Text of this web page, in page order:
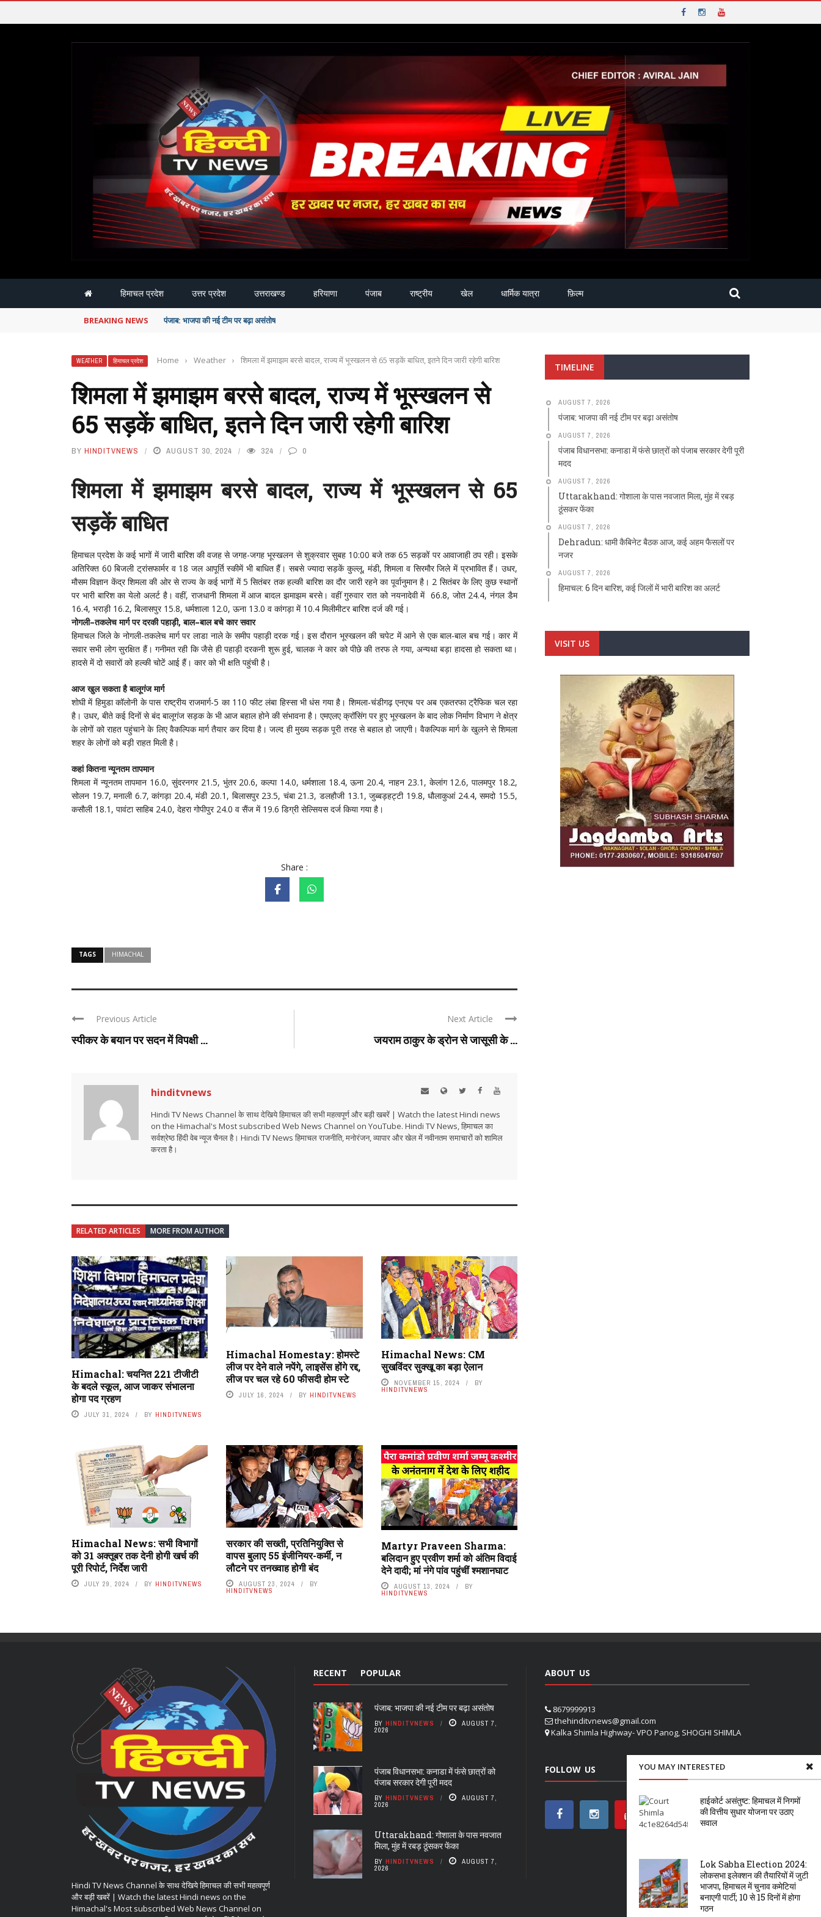
हिमाचल प्रदेश उत्तर प्रदेश उत्तराखण्ड हरियाणा पंजाब राष्ट्रीय खेल धार्मिक यात्रा फ़िल्म
BREAKING NEWS पंजाब विधानसभा: कनाडा में फंसे छात्रों को पंजाब सरकार देगी पूरी मदद
WEATHER हिमाचल प्रदेश Home › Weather › शिमला में झमाझम बरसे बादल, राज्य में भूस्खलन से 65 सड़कें बाधित, इतने दिन जारी रहेगी बारिश
शिमला में झमाझम बरसे बादल, राज्य में भूस्खलन से
65 सड़कें बाधित, इतने दिन जारी रहेगी बारिश
BY HINDITVNEWS AUGUST 30, 2024 324 0
शिमला में झमाझम बरसे बादल, राज्य में भूस्खलन से 65
सड़कें बाधित
हिमाचल प्रदेश के कई भागों में जारी बारिश की वजह से जगह-जगह भूस्खलन से शुक्रवार सुबह 10:00 बजे तक 65 सड़कों पर आवाजाही ठप रही। इसके
अतिरिक्त 60 बिजली ट्रांसफार्मर व 18 जल आपूर्ति स्कीमें भी बाधित हैं। सबसे ज्यादा सड़कें कुल्लू, मंडी, शिमला व सिरमाैर जिले में प्रभावित हैं। उधर,
माैसम विज्ञान केंद्र शिमला की ओर से राज्य के कई भागों में 5 सितंबर तक हल्की बारिश का दाैर जारी रहने का पूर्वानुमान है। 2 सितंबर के लिए कुछ स्थानों
पर भारी बारिश का येलो अलर्ट है। वहीं, राजधानी शिमला में आज बादल झमाझम बरसे। वहीं गुरुवार रात को नयनादेवी में 66.8, जोत 24.4, नंगल डैम
16.4, भराड़ी 16.2, बिलासपुर 15.8, धर्मशाला 12.0, ऊना 13.0 व कांगड़ा में 10.4 मिलीमीटर बारिश दर्ज की गई।
नोगली–तकलेच मार्ग पर दरकी पहाड़ी,बाल–बाल बचे कार सवार
हिमाचल जिले के नोगली-तकलेच मार्ग पर लाडा नाले के समीप पहाड़ी दरक गई। इस दाैरान भूस्खलन की चपेट में आने से एक बाल-बाल बच गई। कार में
सवार सभी लोग सुरक्षित हैं। गनीमत रही कि जैसे ही पहाड़ी दरकनी शुरू हुई, चालक ने कार को पीछे की तरफ ले गया, अन्यथा बड़ा हादसा हो सकता था।
हादसे में दो सवारों को हल्की चोटें आई हैं। कार को भी क्षति पहुंची है।
आज खुल सकता है बालूगंज मार्ग
शाेघी में हिमुडा कॉलोनी के पास राष्ट्रीय राजमार्ग-5 का 110 फीट लंबा हिस्सा भी धंस गया है। शिमला-चंडीगढ़ एनएच पर अब एकतरफा ट्रैफिक चल रहा
है। उधर, बीते कई दिनों से बंद बालूगंज सड़क के भी आज बहाल होने की संभावना है। एमएलए क्रॉसिंग पर हुए भूस्खलन के बाद लोक निर्माण विभाग ने क्षेत्र
के लोगों को राहत पहुंचाने के लिए वैकल्पिक मार्ग तैयार कर दिया है। जल्द ही मुख्य सड़क पूरी तरह से बहाल हो जाएगी। वैकल्पिक मार्ग के खुलने से शिमला
शहर के लोगों को बड़ी राहत मिली है।
कहां कितना न्यूनतम तापमान
शिमला में न्यूनतम तापमान 16.0, सुंदरनगर 21.5, भुंतर 20.6, कल्पा 14.0, धर्मशाला 18.4, ऊना 20.4, नाहन 23.1, केलांग 12.6, पालमपुर 18.2,
सोलन 19.7, मनाली 6.7, कांगड़ा 20.4, मंडी 20.1, बिलासपुर 23.5, चंबा 21.3, डलहाैजी 13.1, जुब्बड़हट्टी 19.8, धाैलाकुआं 24.4, समदो 15.5,
कसाैली 18.1, पावंटा साहिब 24.0, देहरा गोपीपुर 24.0 व सैंज में 19.6 डिग्री सेल्सियस दर्ज किया गया है।
Share :
TAGS HIMACHAL
Previous Article
स्पीकर के बयान पर सदन में विपक्षी ...
Next Article
जयराम ठाकुर के ड्रोन से जासूसी के ...
hinditvnews
Hindi TV News Channel के साथ देखिये हिमाचल की सभी महत्वपूर्ण और बड़ी खबरें | Watch the latest Hindi news
on the Himachal's Most subscribed Web News Channel on YouTube. Hindi TV News, हिमाचल का
सर्वश्रेष्ठ हिंदी वेब न्यूज चैनल है। Hindi TV News हिमाचल राजनीति, मनोरंजन, व्यापार और खेल में नवीनतम समाचारों को शामिल
करता है।
RELATED ARTICLES MORE FROM AUTHOR
Himachal: चयनित 221 टीजीटी
के बदले स्कूल, आज जाकर संभालना
होगा पद ग्रहण
JULY 31, 2024 BY HINDITVNEWS
Himachal Homestay: होमस्टे
लीज पर देने वाले नपेंगे, लाइसेंस होंगे रद्द,
लीज पर चल रहे 60 फीसदी होम स्टे
JULY 16, 2024 BY HINDITVNEWS
Himachal News: CM
सुखविंदर सुक्खू का बड़ा ऐलान
NOVEMBER 15, 2024 BY
HINDITVNEWS
Himachal News: सभी विभागों
को 31 अक्तूबर तक देनी होगी खर्च की
पूरी रिपोर्ट, निर्देश जारी
JULY 29, 2024 BY HINDITVNEWS
सरकार की सख्ती, प्रतिनियुक्ति से
वापस बुलाए 55 इंजीनियर-कर्मी, न
लौटने पर तनख्वाह होगी बंद
AUGUST 23, 2024 BY
HINDITVNEWS
Martyr Praveen Sharma:
बलिदान हुए प्रवीण शर्मा को अंतिम विदाई
देने दादी; मां नंगे पांव पहुंचीं श्मशानघाट
AUGUST 13, 2024 BY
HINDITVNEWS
YOU MAY INTERESTED
हाईकोर्ट असंतुष्ट: हिमाचल में निगमों
की वित्तीय सुधार योजना पर उठाए
सवाल
Lok Sabha Election 2024:
लोकसभा इलेक्शन की तैयारियों में जुटी
भाजपा, हिमाचल में चुनाव कमेटियां
बनाएगी पार्टी; 10 से 15 दिनों में होगा
गठन
TIMELINE
AUGUST 7, 2026
पंजाब: भाजपा की नई टीम पर बढ़ा असंतोष
AUGUST 7, 2026
पंजाब विधानसभा: कनाडा में फंसे छात्रों को पंजाब सरकार देगी पूरी
मदद
AUGUST 7, 2026
Uttarakhand: गोशाला के पास नवजात मिला, मुंह में रबड़
ठूंसकर फेंका
AUGUST 7, 2026
Dehradun: धामी कैबिनेट बैठक आज, कई अहम फैसलों पर
नजर
AUGUST 7, 2026
हिमाचल: 6 दिन बारिश, कई जिलों में भारी बारिश का अलर्ट
VISIT US
Hindi TV News Channel के साथ देखिये हिमाचल की सभी महत्वपूर्ण
और बड़ी खबरें | Watch the latest Hindi news on the
Himachal's Most subscribed Web News Channel on
RECENT POPULAR
पंजाब: भाजपा की नई टीम पर बढ़ा असंतोष
BY HINDITVNEWS AUGUST 7,
2026
पंजाब विधानसभा: कनाडा में फंसे छात्रों को
पंजाब सरकार देगी पूरी मदद
BY HINDITVNEWS AUGUST 7,
2026
Uttarakhand: गोशाला के पास नवजात
मिला, मुंह में रबड़ ठूंसकर फेंका
BY HINDITVNEWS AUGUST 7,
2026
ABOUT US
8679999913
thehinditvnews@gmail.com
Kalka Shimla Highway- VPO Panog, SHOGHI SHIMLA
FOLLOW US